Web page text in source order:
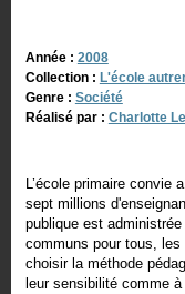
Année : 2008
Collection : L'école
Genre : Société
Réalisé par : Charlotte
L’école primaire convie
sept millions
publique est
communs pour tous,
choisir la méthode
leur sensibilité comme